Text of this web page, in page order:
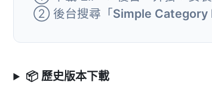
② 後台搜尋「Simple Category
📦 歷史版本下載